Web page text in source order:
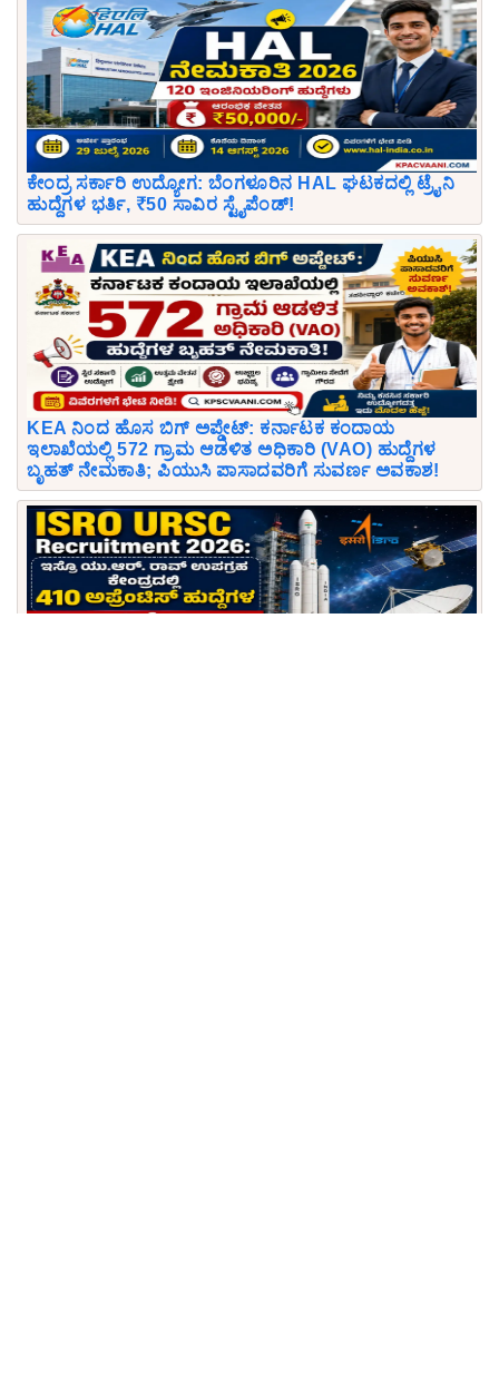
ಕೇಂದ್ರ ಸರ್ಕಾರಿ ಉದ್ಯೋಗ: ಬೆಂಗಳೂರಿನ HAL ಘಟಕದಲ್ಲಿ ಟ್ರೈನಿ
ಹುದ್ದೆಗಳ ಭರ್ತಿ, ₹50 ಸಾವಿರ ಸ್ಟೈಪೆಂಡ್!
KEA ನಿಂದ ಹೊಸ ಬಿಗ್ ಅಪ್ಡೇಟ್: ಕರ್ನಾಟಕ ಕಂದಾಯ
ಇಲಾಖೆಯಲ್ಲಿ 572 ಗ್ರಾಮ ಆಡಳಿತ ಅಧಿಕಾರಿ (VAO) ಹುದ್ದೆಗಳ
ಬೃಹತ್ ನೇಮಕಾತಿ; ಪಿಯುಸಿ ಪಾಸಾದವರಿಗೆ ಸುವರ್ಣ ಅವಕಾಶ!